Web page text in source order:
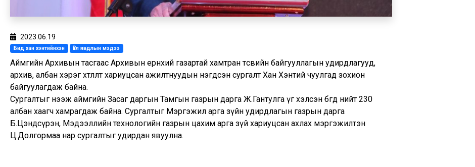
2023.06.19
Бид хан хэнтийнхэн Үйл явдлын мэдээ
Аймгийн Архивын тасгаас Архивын ерөнхий газартай хамтран төсвийн байгууллагын удирдлагууд,
архив, албан хэрэг хөтлөлт хариуцсан ажилтнуудын нэгдсэн сургалт Хан Хэнтий чуулгад зохион
байгуулагдаж байна.
Сургалтыг нээж аймгийн Засаг даргын Тамгын газрын дарга Ж.Гантулга үг хэлсэн бөгөөд нийт 230
албан хаагч хамрагдаж байна. Сургалтыг Мэргэжил арга зүйн удирдлагын газрын дарга
Б.Цэндсүрэн, Мэдээллийн технологийн газрын цахим арга зүй хариуцсан ахлах мэргэжилтэн
Ц.Долгормаа нар сургалтыг удирдан явуулна.